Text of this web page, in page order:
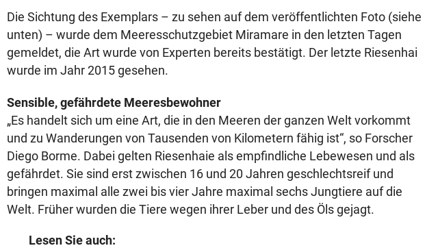
Die Sichtung des Exemplars – zu sehen auf dem veröffentlichten Foto (siehe
unten) – wurde dem Meeresschutzgebiet Miramare in den letzten Tagen
gemeldet, die Art wurde von Experten bereits bestätigt. Der letzte Riesenhai
wurde im Jahr 2015 gesehen.
Sensible, gefährdete Meeresbewohner
„Es handelt sich um eine Art, die in den Meeren der ganzen Welt vorkommt
und zu Wanderungen von Tausenden von Kilometern fähig ist“, so Forscher
Diego Borme. Dabei gelten Riesenhaie als empfindliche Lebewesen und als
gefährdet. Sie sind erst zwischen 16 und 20 Jahren geschlechtsreif und
bringen maximal alle zwei bis vier Jahre maximal sechs Jungtiere auf die
Welt. Früher wurden die Tiere wegen ihrer Leber und des Öls gejagt.
Lesen Sie auch: